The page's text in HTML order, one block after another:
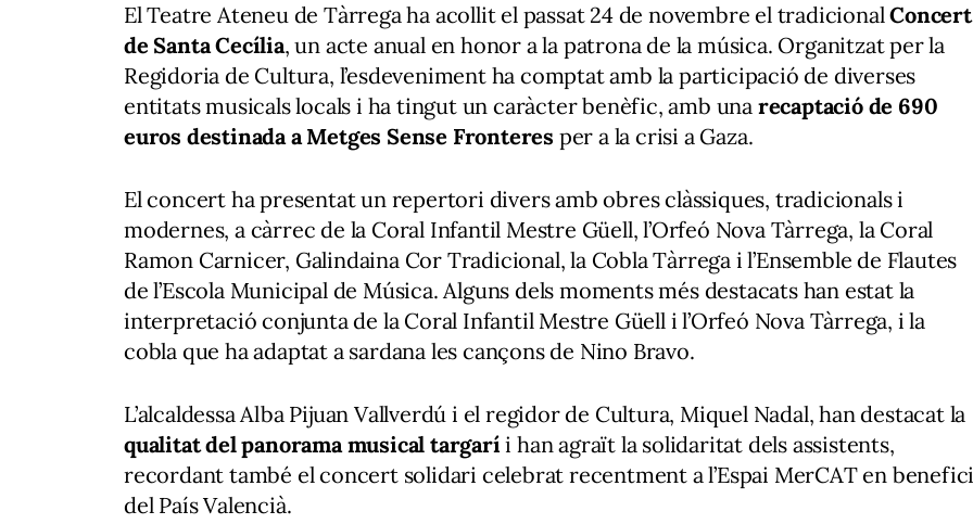
El Teatre Ateneu de Tàrrega ha acollit el passat 24 de novembre el tradicionalConcert
de Santa Cecília, un acte anual en honor a la patrona de la música. Organitzat per la
Regidoria de Cultura, l’esdeveniment ha comptat amb la participació de diverses
entitats musicals locals i ha tingut un caràcter benèfic, amb una recaptació de 690
euros destinada a Metges Sense Fronteres per a la crisi a Gaza.
El concert ha presentat un repertori divers amb obres clàssiques, tradicionals i
modernes, a càrrec de la Coral Infantil Mestre Güell, l’Orfeó Nova Tàrrega, la Coral
Ramon Carnicer, Galindaina Cor Tradicional, la Cobla Tàrrega i l’Ensemble de Flautes
de l’Escola Municipal de Música. Alguns dels moments més destacats han estat la
interpretació conjunta de la Coral Infantil Mestre Güell i l’Orfeó Nova Tàrrega, i la
cobla que ha adaptat a sardana les cançons de Nino Bravo.
L’alcaldessa Alba Pijuan Vallverdú i el regidor de Cultura, Miquel Nadal, han destacat la
qualitat del panorama musical targarí i han agraït la solidaritat dels assistents,
recordant també el concert solidari celebrat recentment a l’Espai MerCAT en
del País Valencià.